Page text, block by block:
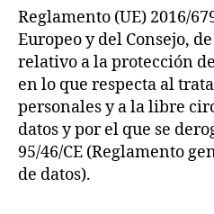
Reglamento (UE) 2016/
Europeo y del Consejo,
relativo a la protección
en lo que respecta al
personales y a la libre
datos y por el que se
95/46/CE (Reglamento
de datos).